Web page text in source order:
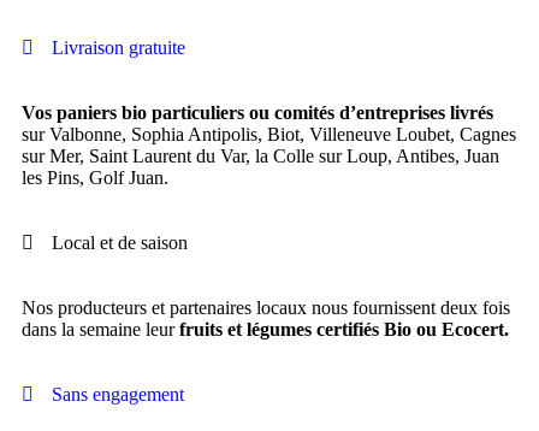
Livraison gratuite
Vos paniers bio particuliers ou comités d’entreprises livrés
sur Valbonne, Sophia Antipolis, Biot, Villeneuve Loubet, Cagnes
sur Mer, Saint Laurent du Var, la Colle sur Loup, Antibes, Juan
les Pins, Golf Juan.
Local et de saison
Nos producteurs et partenaires locaux nous fournissent deux fois
dans la semaine leurfruits et légumes certifiés Bio ou Ecocert.
Sans engagement